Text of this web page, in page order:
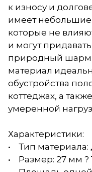
к износу и
имеет небольшие
которые не
и могут
природный
материал
обустройства
коттеджах, а
умеренной
Характеристики:
• Тип материала:
• Размер: 27 мм ?